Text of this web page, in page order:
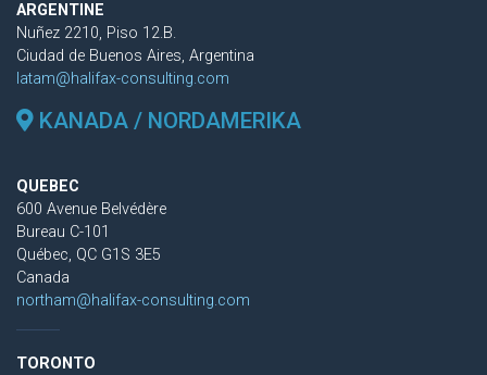
ARGENTINE
Nuñez 2210, Piso 12.B.
Ciudad de Buenos Aires, Argentina
latam@halifax-consulting.com
KANADA / NORDAMERIKA
QUEBEC
600 Avenue Belvédère
Bureau C-101
Québec, QC G1S 3E5
Canada
northam@halifax-consulting.com
TORONTO